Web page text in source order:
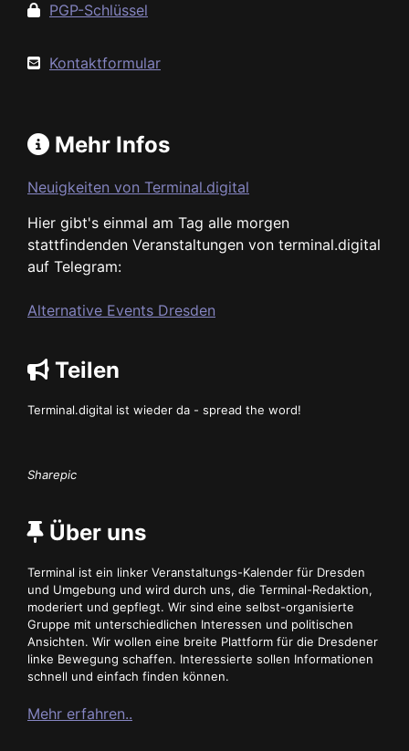
PGP-Schlüssel
Kontaktformular
Mehr Infos
Neuigkeiten von Terminal.digital
Hier gibt's einmal am Tag alle morgen
stattfindenden Veranstaltungen von terminal.digital
auf Telegram:
Alternative Events Dresden
Teilen
Terminal.digital ist wieder da - spread the word!
Sharepic
Über uns
Terminal ist ein linker Veranstaltungs-Kalender für Dresden
und Umgebung und wird durch uns, die Terminal-Redaktion,
moderiert und gepflegt. Wir sind eine selbst-organisierte
Gruppe mit unterschiedlichen Interessen und politischen
Ansichten. Wir wollen eine breite Plattform für die Dresdener
linke Bewegung schaffen. Interessierte sollen Informationen
schnell und einfach finden können.
Mehr erfahren..